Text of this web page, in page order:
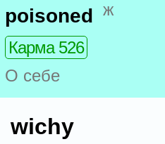
poisoned ж
Карма 526
О себе
wichy